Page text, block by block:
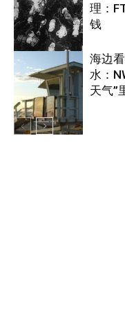
热点
美国
理：
钱
海边
水：
天气”